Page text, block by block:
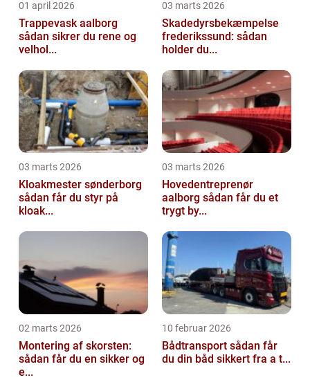
01 april 2026
Trappevask aalborg
sådan sikrer du rene og
velhol...
03 marts 2026
Skadedyrsbekæmpelse
frederikssund: sådan
holder du...
03 marts 2026
Kloakmester sønderborg
sådan får du styr på
kloak...
03 marts 2026
Hovedentreprenør
aalborg sådan får du et
trygt by...
02 marts 2026
Montering af skorsten:
sådan får du en sikker og
e...
10 februar 2026
Bådtransport sådan får
du din båd sikkert fra a t...